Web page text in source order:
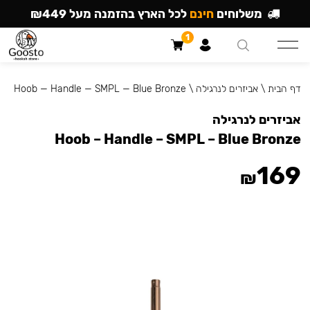
דף הבית \אביזרים לנרגילה \
Hoob — Handle — SMPL — Blue Bronze
אביזרים לנרגילה
Hoob – Handle – SMPL – Blue Bronze
₪169
משלוחים חינם לכל הארץ בהזמנה מעל ₪449
1